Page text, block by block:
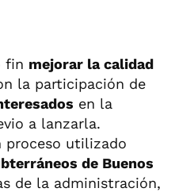
fin mejorar la calidad
la participación de
en la
a lanzarla.
proceso utilizado
de Buenos
de la administración,